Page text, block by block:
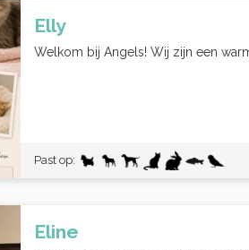
Elly
Welkom bij Angels! Wij zijn een
Past op:
Eline